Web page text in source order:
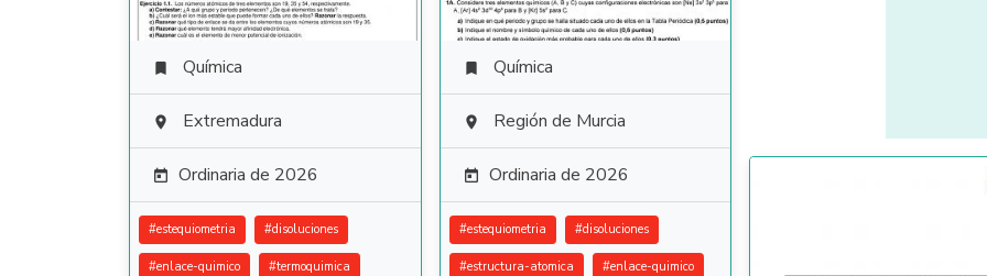
 Química
 Extremadura
 Ordinaria de 2026
#estequiometria #disoluciones
#enlace-quimico #termoquimica
 Química
 Región de Murcia
 Ordinaria de 2026
#estequiometria #disoluciones
#estructura-atomica #enlace-quimico